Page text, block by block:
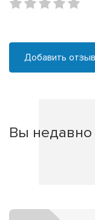
Добавить отзыв
Вы недавно